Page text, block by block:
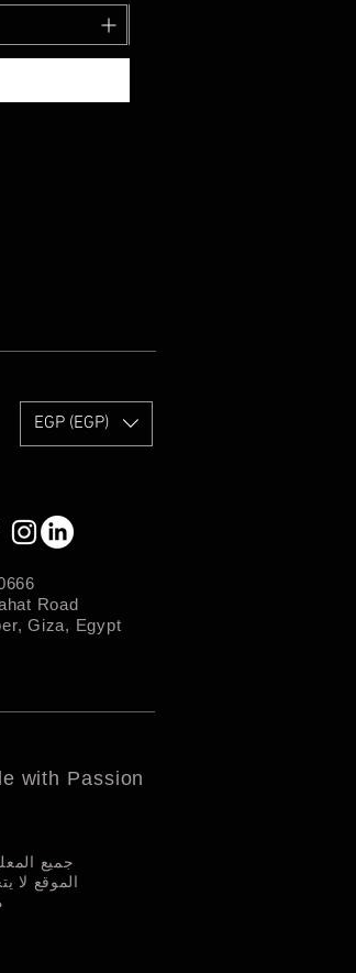
EGP (EGP)
Road
Giza, Egypt
with Passion
جميع
الموقع لا